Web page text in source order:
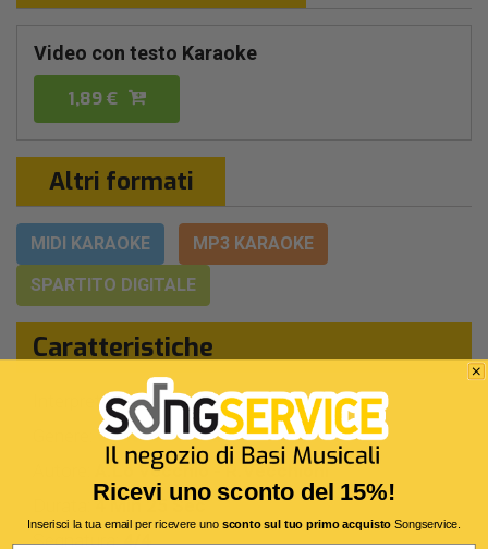
Video con testo Karaoke
1,89 €
Altri formati
MIDI KARAOKE
MP3 KARAOKE
SPARTITO DIGITALE
Caratteristiche
Interprete Originale:Roberto Vecchioni
Cantautori Italiani
A.Lo Vecchio - R.Vecchioni
4 Min 25 Sec
Segnatura:4/4
Ricevi uno sconto del 15%!
Inserisci la tua email per ricevere uno sconto sul tuo primo acquistoSongservice.